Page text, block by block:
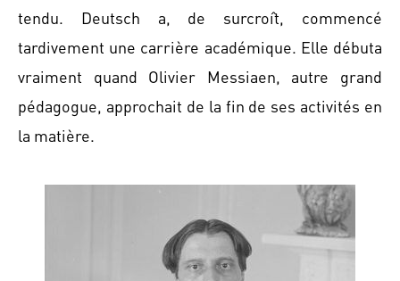
tendu. Deutsch a, de surcroît, commencé
tardivement une carrière académique. Elle débuta
vraiment quand Olivier Messiaen, autre grand
pédagogue, approchait de la fin de ses activités en
la matière.